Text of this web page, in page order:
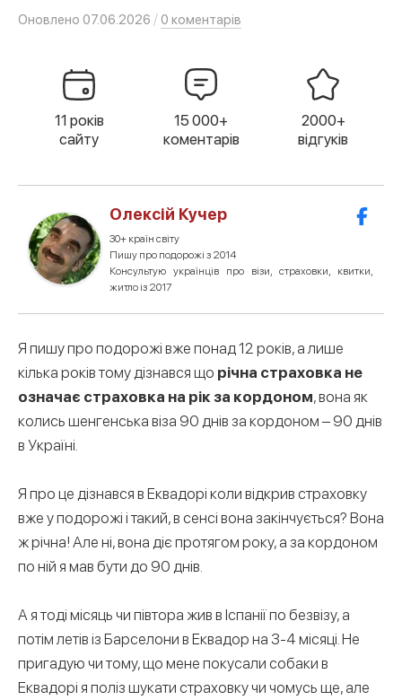
Оновлено 07.06.2026 / 0 коментарів
11 років
сайту
15 000+
коментарів
2000+
відгуків
Олексій Кучер
30+ країн світу
Пишу про подорожі з 2014
Консультую українців про візи, страховки, квитки,
житло із 2017
Я пишу про подорожі вже понад 12 років, а лише
кілька років тому дізнався що річна страховка не
означає страховка на рік за кордоном, вона як
колись шенгенська віза 90 днів за кордоном – 90 днів
в Україні.
Я про це дізнався в Еквадорі коли відкрив страховку
вже у подорожі і такий, в сенсі вона закінчується? Вона
ж річна! Але ні, вона діє протягом року, а за кордоном
по ній я мав бути до 90 днів.
А я тоді місяць чи півтора жив в Іспанії по безвізу, а
потім летів із Барселони в Еквадор на 3-4 місяці. Не
пригадую чи тому, що мене покусали собаки в
Еквадорі я поліз шукати страховку чи чомусь ще, але